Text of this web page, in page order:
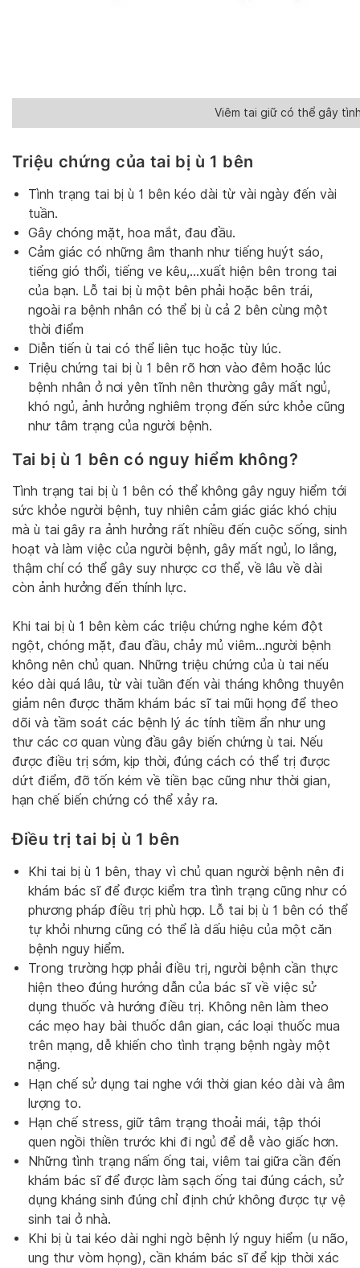
Viêm tai giữ có thể gây
Triệu chứng của tai bị ù 1 bên
Tình trạng tai bị ù 1 bên kéo dài từ vài ngày đến vài
tuần.
Gây chóng mặt, hoa mắt, đau đầu.
Cảm giác có những âm thanh như tiếng huýt sáo,
tiếng gió thổi, tiếng ve kêu,…xuất hiện bên trong tai
của bạn. Lỗ tai bị ù một bên phải hoặc bên trái,
ngoài ra bệnh nhân có thể bị ù cả 2 bên cùng một
thời điểm
Diễn tiến ù tai có thể liên tục hoặc tùy lúc.
Triệu chứng tai bị ù 1 bên rõ hơn vào đêm hoặc lúc
bệnh nhân ở nơi yên tĩnh nên thường gây mất ngủ,
khó ngủ, ảnh hưởng nghiêm trọng đến sức khỏe cũng
như tâm trạng của người bệnh.
Tai bị ù 1 bên có nguy hiểm không?
Tình trạng tai bị ù 1 bên có thể không gây nguy hiểm tới
sức khỏe người bệnh, tuy nhiên cảm giác giác khó chịu
mà ù tai gây ra ảnh hưởng rất nhiều đến cuộc sống, sinh
hoạt và làm việc của người bệnh, gây mất ngủ, lo lắng,
thậm chí có thể gây suy nhược cơ thể, về lâu về dài
còn ảnh hưởng đến thính lực.
Khi tai bị ù 1 bên kèm các triệu chứng nghe kém đột
ngột, chóng mặt, đau đầu, chảy mủ viêm…người bệnh
không nên chủ quan. Những triệu chứng của ù tai nếu
kéo dài quá lâu, từ vài tuần đến vài tháng không thuyên
giảm nên được thăm khám bác sĩ tai mũi họng để theo
dõi và tầm soát các bệnh lý ác tính tiềm ẩn như ung
thư các cơ quan vùng đầu gây biến chứng ù tai. Nếu
được điều trị sớm, kịp thời, đúng cách có thể trị được
dứt điểm, đỡ tốn kém về tiền bạc cũng như thời gian,
hạn chế biến chứng có thể xảy ra.
Điều trị tai bị ù 1 bên
Khi tai bị ù 1 bên, thay vì chủ quan người bệnh nên đi
khám bác sĩ để được kiểm tra tình trạng cũng như có
phương pháp điều trị phù hợp. Lỗ tai bị ù 1 bên có thể
tự khỏi nhưng cũng có thể là dấu hiệu của một căn
bệnh nguy hiểm.
Trong trường hợp phải điều trị, người bệnh cần thực
hiện theo đúng hướng dẫn của bác sĩ về việc sử
dụng thuốc và hướng điều trị. Không nên làm theo
các mẹo hay bài thuốc dân gian, các loại thuốc mua
trên mạng, dễ khiến cho tình trạng bệnh ngày một
nặng.
Hạn chế sử dụng tai nghe với thời gian kéo dài và âm
lượng to.
Hạn chế stress, giữ tâm trạng thoải mái, tập thói
quen ngồi thiền trước khi đi ngủ để dễ vào giấc hơn.
Những tình trạng nấm ống tai, viêm tai giữa cần đến
khám bác sĩ để được làm sạch ống tai đúng cách, sử
dụng kháng sinh đúng chỉ định chứ không được tự vệ
sinh tai ở nhà.
Khi bị ù tai kéo dài nghi ngờ bệnh lý nguy hiểm (u não,
ung thư vòm họng), cần khám bác sĩ để kịp thời xác